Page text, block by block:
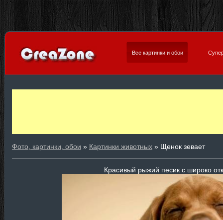
Все картинки и обои
Фото, картинки, обои » Картинки животных » Щенок зевает
Красивый рыжий песик с широко